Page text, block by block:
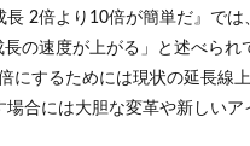
長 2倍より10倍が簡単だ』では
の速度が上がる」と述べられ
にするためには現状の延長線
場合には大胆な変革や新しいア